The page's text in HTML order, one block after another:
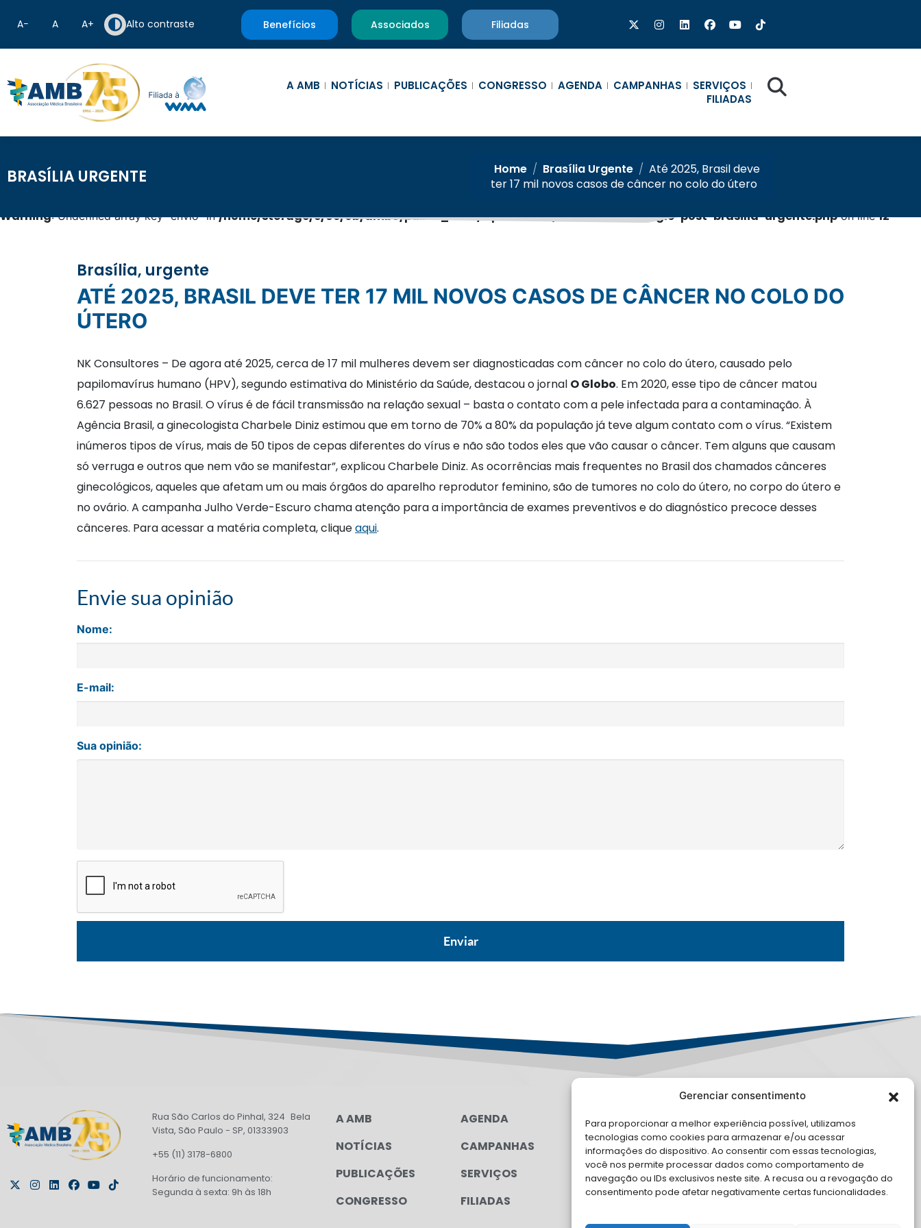
Gerenciar consentimento
Para proporcionar a melhor experiência possível, utilizamos
tecnologias como cookies para armazenar e/ou acessar
informações do dispositivo. Ao consentir com essas tecnologias,
você nos permite processar dados como comportamento de
navegação ou IDs exclusivos neste site. A recusa ou a revogação do
consentimento pode afetar negativamente certas funcionalidades.
A− A A+ Alto contraste Benefícios Associados Filiadas
A AMB NOTÍCIAS PUBLICAÇÕES CONGRESSO AGENDA CAMPANHAS
SERVIÇOS
FILIADAS
BRASÍLIA URGENTE Home / Brasília Urgente / Até 2025, Brasil deve
ter 17 mil novos casos de câncer no colo do útero
Warning: Undefined array key "envio" in/home/storage/c/6e/0b/amb9/public_html/wp-content/themes/amb/single-post-brasilia-urgente.phpon line12
Brasília, urgente
ATÉ 2025, BRASIL DEVE TER 17 MIL NOVOS CASOS DE CÂNCER NO COLO DO
ÚTERO
NK Consultores – De agora até 2025, cerca de 17 mil mulheres devem ser diagnosticadas com câncer no colo do útero, causado pelo
papilomavírus humano (HPV), segundo estimativa do Ministério da Saúde, destacou o jornal O Globo. Em 2020, esse tipo de câncer matou
6.627 pessoas no Brasil. O vírus é de fácil transmissão na relação sexual – basta o contato com a pele infectada para a contaminação. À
Agência Brasil, a ginecologista Charbele Diniz estimou que em torno de 70% a 80% da população já teve algum contato com o vírus. “Existem
inúmeros tipos de vírus, mais de 50 tipos de cepas diferentes do vírus e não são todos eles que vão causar o câncer. Tem alguns que causam
só verruga e outros que nem vão se manifestar”, explicou Charbele Diniz. As ocorrências mais frequentes no Brasil dos chamados cânceres
ginecológicos, aqueles que afetam um ou mais órgãos do aparelho reprodutor feminino, são de tumores no colo do útero, no corpo do útero e
no ovário. A campanha Julho Verde-Escuro chama atenção para a importância de exames preventivos e do diagnóstico precoce desses
cânceres. Para acessar a matéria completa, cliqueaqui.
Envie sua opinião
Nome:
E-mail:
Sua opinião:
Rua São Carlos do Pinhal, 324 Bela
Vista, São Paulo - SP, 01333903
+55 (11) 3178-6800
Horário de funcionamento:
Segunda à sexta: 9h às 18h
A AMB
NOTÍCIAS
PUBLICAÇÕES
CONGRESSO
AGENDA
CAMPANHAS
SERVIÇOS
FILIADAS
FALE CONOSCO
Solicite Apoio Institucional da AMB
para o seu evento